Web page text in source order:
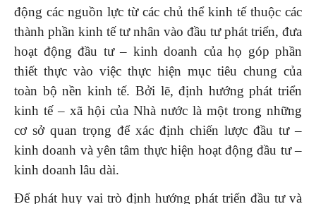
động các nguồn lực từ các chủ thể kinh tế thuộc các
thành phần kinh tế tư nhân vào đầu tư phát triển, đưa
hoạt động đầu tư – kinh doanh của họ góp phần
thiết thực vào việc thực hiện mục tiêu chung của
toàn bộ nền kinh tế. Bởi lẽ, định hướng phát triển
kinh tế – xã hội của Nhà nước là một trong những
cơ sở quan trọng để xác định chiến lược đầu tư –
kinh doanh và yên tâm thực hiện hoạt động đầu tư –
kinh doanh lâu dài.
Để phát huy vai trò định hướng phát triển đầu tư và